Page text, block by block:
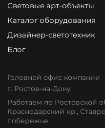
Световые арт-объекты
Каталог оборудования
Дизайнер-светотехник
Блог
Головной офис компании
г. Ростов-на-Дону
Работаем по Ростовской
Краснодарский кр.,
побережье